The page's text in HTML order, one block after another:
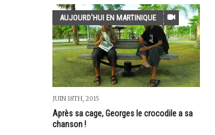
AUJOURD'HUI EN MARTINIQUE
JUIN 18TH, 2015
Après sa cage, Georges le crocodile a sa
chanson !